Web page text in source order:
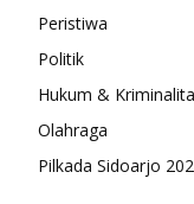
Peristiwa
Politik
Hukum &
Olahraga
Pilkada Sidoarjo